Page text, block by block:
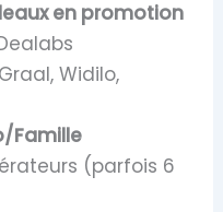
en promotion
Widilo,
Famille
(parfois 6